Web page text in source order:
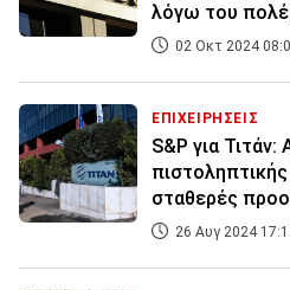
λόγω του
02 Οκτ 2024
ΕΠΙΧΕΙΡΗΣΕΙΣ
S&P για Τιτάν:
σταθερές
26 Αυγ 2024